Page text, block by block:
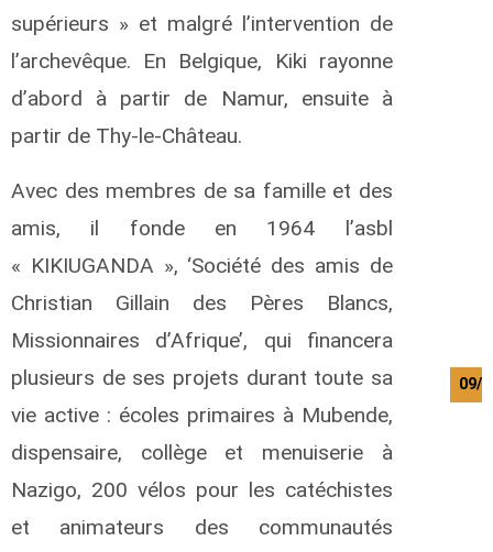
supérieurs » et malgré l’intervention de
l’archevêque. En Belgique, Kiki rayonne
d’abord à partir de Namur, ensuite à
partir de Thy-le-Château.
Avec des membres de sa famille et des
amis, il fonde en 1964 l’asbl
« KIKIUGANDA », ‘Société des amis de
Christian Gillain des Pères Blancs,
Missionnaires d’Afrique’, qui financera
plusieurs de ses projets durant toute sa
vie active : écoles primaires à Mubende,
dispensaire, collège et menuiserie à
Nazigo, 200 vélos pour les catéchistes
et animateurs des communautés
09/